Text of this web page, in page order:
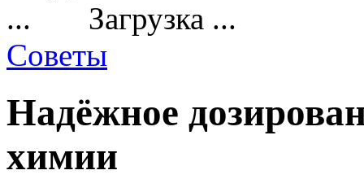
Загрузка ...
Советы
Надёжное
химии